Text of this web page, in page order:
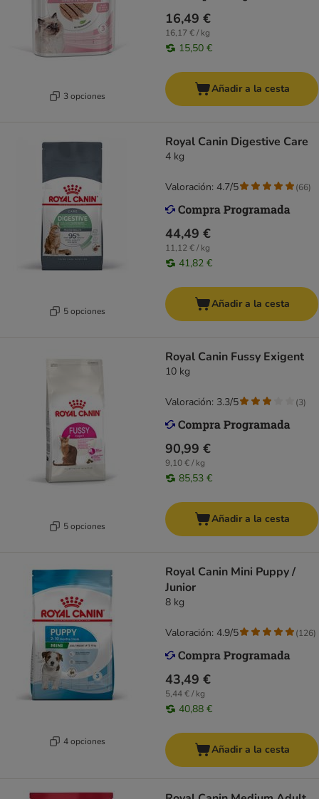
3 opciones
16,49 €
16,17 € / kg
15,50 €
Añadir a la cesta
5 opciones
Royal Canin Digestive Care
4 kg
44,49 €
11,12 € / kg
41,82 €
Valoración: 4.7/5 (66)
Añadir a la cesta
5 opciones
Royal Canin Fussy Exigent
10 kg
90,99 €
9,10 € / kg
85,53 €
Valoración: 3.3/5 (3)
Añadir a la cesta
4 opciones
Royal Canin Mini Puppy /
Junior
8 kg
43,49 €
5,44 € / kg
40,88 €
Valoración: 4.9/5 (126)
Añadir a la cesta